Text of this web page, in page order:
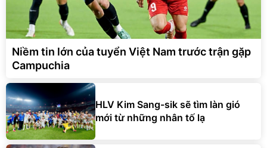
Niềm tin lớn của tuyển Việt Nam trước trận gặp
Campuchia
HLV Kim Sang-sik sẽ tìm làn gió
mới từ những nhân tố lạ